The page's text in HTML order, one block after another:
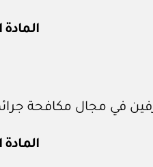
المادة
في مجال مكافحة
المادة